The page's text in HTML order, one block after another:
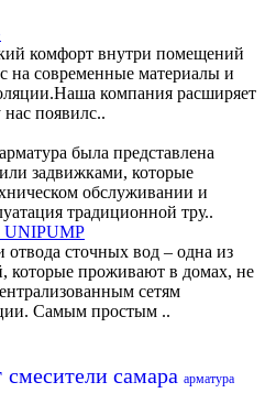
комфорт внутри помещений
на современные материалы и
компания расширяет
появилс..
была представлена
задвижками, которые
обслуживании и
традиционной тру..
UNIPUMP
сточных вод – одна из
которые проживают в домах, не
сетям
Самым простым ..
смесители самара арматура